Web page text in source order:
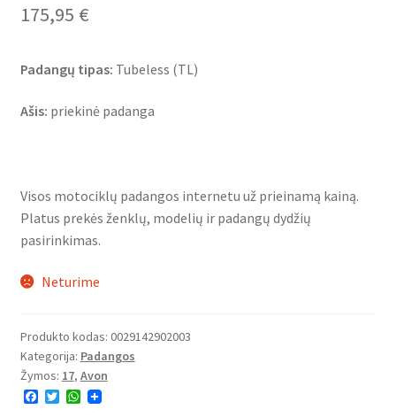
175,95 €
Padangų tipas: Tubeless (TL)
Ašis: priekinė padanga
Visos motociklų padangos internetu už prieinamą kainą.
Platus prekės ženklų, modelių ir padangų dydžių
pasirinkimas.
Neturime
Produkto kodas: 0029142902003
Kategorija: Padangos
Žymos: 17, Avon
F
T
W